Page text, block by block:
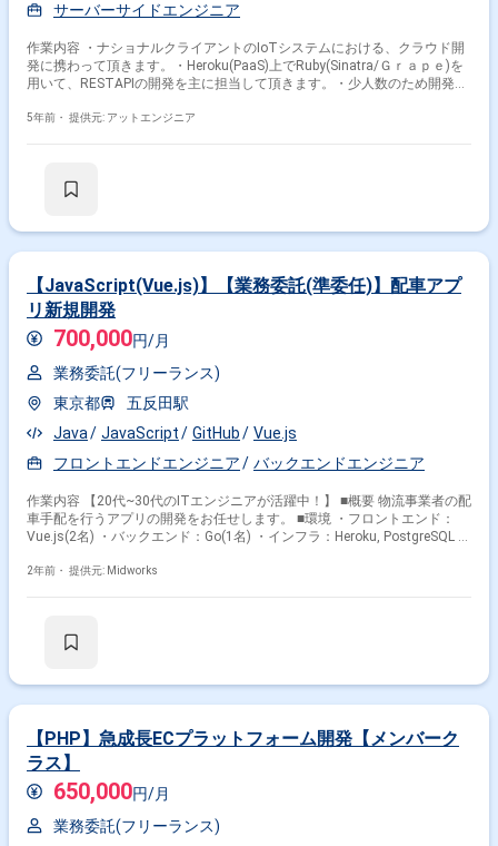
サーバーサイドエンジニア
作業内容 ・ナショナルクライアントのIoTシステムにおける、クラウド開
発に携わって頂きます。・Heroku(PaaS)上でRuby(Sinatra/Ｇｒａｐｅ)を
用いて、RESTAPIの開発を主に担当して頂きます。・少人数のため開発工
いです。・言語を問わない方は、AngularJS/Python/Cordovaの開発を依
5年前・ 提供元: アットエンジニア
【JavaScript(Vue.js)】【業務委託(準委任)】配車アプ
リ新規開発
700,000円/月
業務委託(フリーランス)
東京都
五反田駅
Java
JavaScript GitHub
Vue.js
フロントエンドエンジニア
バックエンドエンジニア
作業内容 【20代~30代のITエンジニアが活躍中！】 ■概要 物流事業者の配
車手配を行うアプリの開発をお任せします。 ■環境 ・フロントエンド：
Vue.js(2名) ・バックエンド：Go(1名) ・インフラ：Heroku, PostgreSQL ・
2年前・ 提供元: Midworks
【PHP】急成長ECプラットフォーム開発【メンバーク
ラス】
650,000円/月
業務委託(フリーランス)